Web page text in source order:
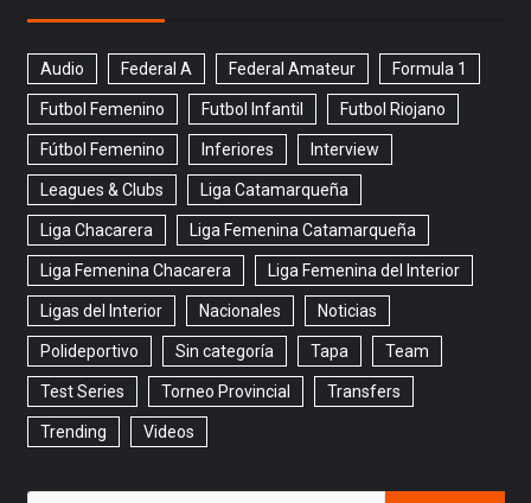
Audio Federal A Federal Amateur Formula 1
Futbol Femenino Futbol Infantil Futbol Riojano
Fútbol Femenino Inferiores Interview
Leagues & Clubs Liga Catamarqueña
Liga Chacarera Liga Femenina Catamarqueña
Liga Femenina Chacarera Liga Femenina del Interior
Ligas del Interior Nacionales Noticias
Polideportivo Sin categoría Tapa Team
Test Series Torneo Provincial Transfers
Trending Videos